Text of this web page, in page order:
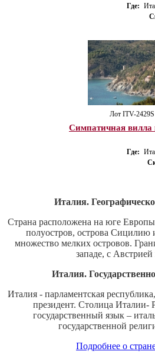
Где:
Лот ITV-2429S
Симпатичная вилла
Где:
Италия.
Страна расположена на юге
полуостров, острова
множество мелких островов.
западе, с
Италия.
Италия - парламентская
президент. Столица
государственный язык –
государственной
Подробнее о